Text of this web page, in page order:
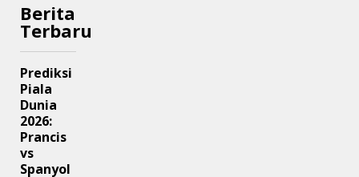
Berita
Terbaru
Prediksi
Piala
Dunia
2026:
Prancis
vs
Spanyol